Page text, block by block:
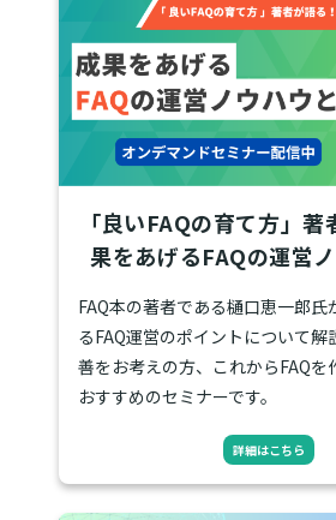
「良いFAQの育て方」
果をあげるFAQの運営
FAQ本の著者である樋口恵一郎氏
るFAQ運営のポイントについて解
善をお考えの方、これからFAQを
おすすめのセミナーです。
詳細はこちら